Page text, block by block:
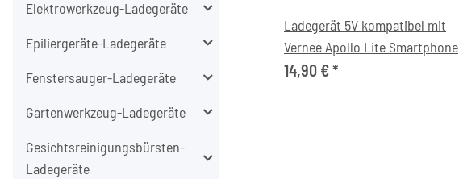
Ladegerät 5V kompatibel mit
Vernee Apollo Lite Smartphone
14,90 €*
Elektrowerkzeug-Ladegeräte
Epiliergeräte-Ladegeräte
Fenstersauger-Ladegeräte
Gartenwerkzeug-Ladegeräte
Gesichtsreinigungsbürsten-
Ladegeräte